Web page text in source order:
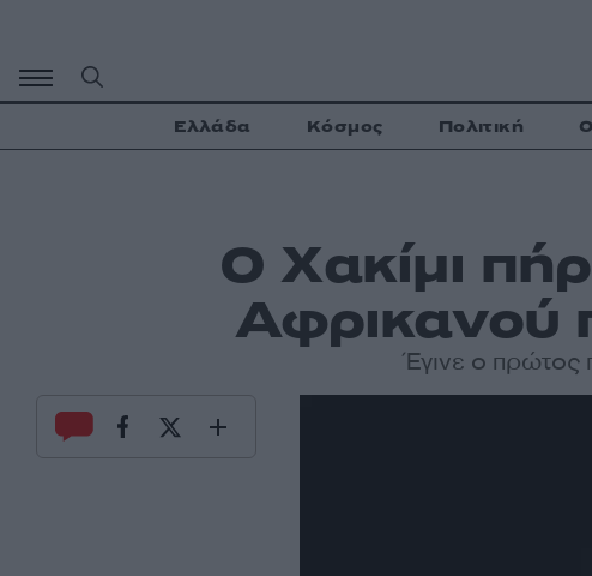
περιεχόμενο
Ελλάδα Κόσμος Πολιτική
Ο Χακίμι
Αφρικανού
Έγινε ο πρώτος